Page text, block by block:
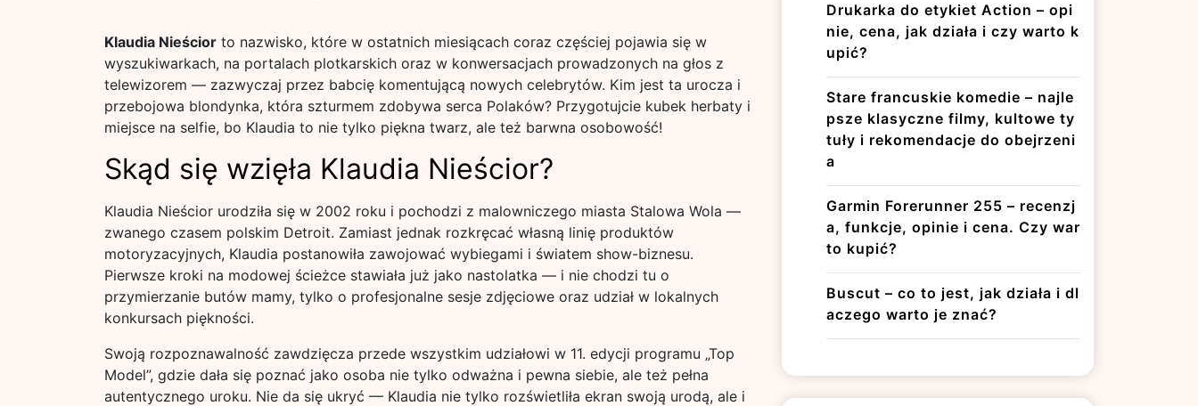
Klaudia Nieścior to nazwisko, które w ostatnich miesiącach coraz częściej pojawia się w
wyszukiwarkach, na portalach plotkarskich oraz w konwersacjach prowadzonych na głos z
telewizorem — zazwyczaj przez babcię komentującą nowych celebrytów. Kim jest ta urocza i
przebojowa blondynka, która szturmem zdobywa serca Polaków? Przygotujcie kubek herbaty i
miejsce na selfie, bo Klaudia to nie tylko piękna twarz, ale też barwna osobowość!
Skąd się wzięła Klaudia Nieścior?
Klaudia Nieścior urodziła się w 2002 roku i pochodzi z malowniczego miasta Stalowa Wola —
zwanego czasem polskim Detroit. Zamiast jednak rozkręcać własną linię produktów
motoryzacyjnych, Klaudia postanowiła zawojować wybiegami i światem show-biznesu.
Pierwsze kroki na modowej ścieżce stawiała już jako nastolatka — i nie chodzi tu o
przymierzanie butów mamy, tylko o profesjonalne sesje zdjęciowe oraz udział w lokalnych
konkursach piękności.
Swoją rozpoznawalność zawdzięcza przede wszystkim udziałowi w 11. edycji programu „Top
Model”, gdzie dała się poznać jako osoba nie tylko odważna i pewna siebie, ale też pełna
autentycznego uroku. Nie da się ukryć — Klaudia nie tylko rozświetliła ekran swoją urodą, ale i
Drukarka do etykiet Action – opi
nie, cena, jak działa i czy warto k
upić?
Stare francuskie komedie – najle
psze klasyczne filmy, kultowe ty
tuły i rekomendacje do obejrzeni
a
Garmin Forerunner 255 – recenzj
a, funkcje, opinie i cena. Czy war
to kupić?
Buscut – co to jest, jak działa i dl
aczego warto je znać?